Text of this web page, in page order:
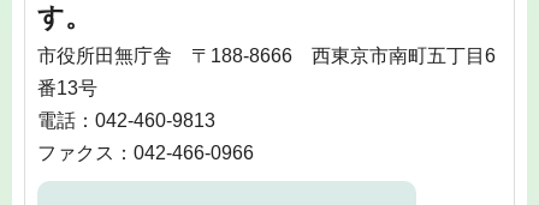
す。
市役所田無庁舎 〒188-8666 西東京市南町五丁目6
番13号
電話：042-460-9813
ファクス：042-466-0966